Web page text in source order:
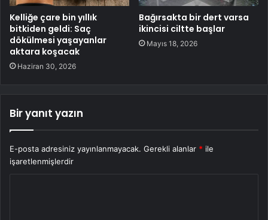
Kelliğe çare bin yıllık
bitkiden geldi: Saç
dökülmesi yaşayanlar
aktara koşacak
Haziran 30, 2026
Bağırsakta bir dert varsa
ikincisi ciltte başlar
Mayıs 18, 2026
Bir yanıt yazın
E-posta adresiniz yayınlanmayacak. Gerekli alanlar * ile
işaretlenmişlerdir